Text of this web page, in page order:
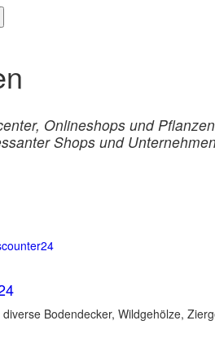
Onlineshops und
Shops und
Bodendecker, Wildgehölze,